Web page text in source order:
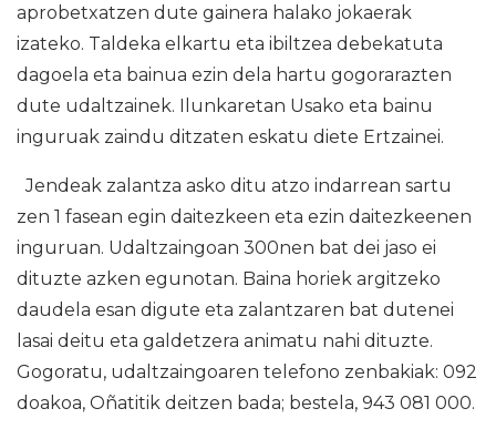
aprobetxatzen dute gainera halako jokaerak
izateko. Taldeka elkartu eta ibiltzea debekatuta
dagoela eta bainua ezin dela hartu gogorarazten
dute udaltzainek. Ilunkaretan Usako eta bainu
inguruak zaindu ditzaten eskatu diete Ertzainei.
Jendeak zalantza asko ditu atzo indarrean sartu
zen 1 fasean egin daitezkeen eta ezin daitezkeenen
inguruan. Udaltzaingoan 300nen bat dei jaso ei
dituzte azken egunotan. Baina horiek argitzeko
daudela esan digute eta zalantzaren bat dutenei
lasai deitu eta galdetzera animatu nahi dituzte.
Gogoratu, udaltzaingoaren telefono zenbakiak: 092
doakoa, Oñatitik deitzen bada; bestela, 943 081 000.